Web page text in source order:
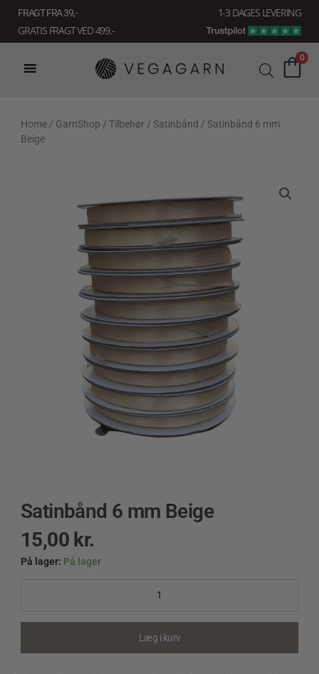
indholdet
FRAGT FRA 39, -
1-3 DAGES LEVERING
GRATIS FRAGT VED 499,-
0
Home / GarnShop / Tilbehør / Satinbånd / Satinbånd 6 mm
Beige
Satinbånd 6 mm Beige
15,00 kr.
På lager: På lager
Satinbånd
Læg i kurv